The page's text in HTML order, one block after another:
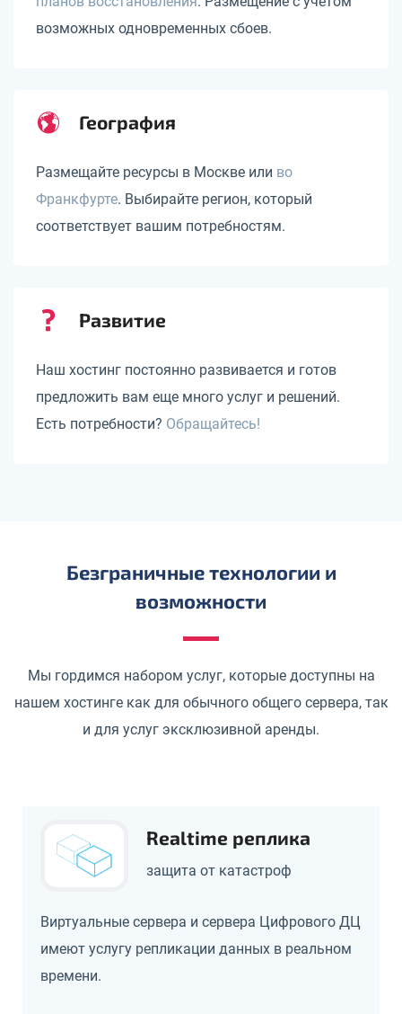
возможных одновременных сбоев.
География
Размещайте ресурсы в Москве или во
Франкфурте. Выбирайте регион, который
соответствует вашим потребностям.
Развитие
Наш хостинг постоянно развивается и готов
предложить вам еще много услуг и решений.
Есть потребности? Обращайтесь!
Безграничные технологии и
возможности
Мы гордимся набором услуг, которые доступны на
нашем хостинге как для обычного общего сервера, так
и для услуг эксклюзивной аренды.
Realtime реплика
защита от катастроф
Виртуальные сервера и сервера Цифрового ДЦ
имеют услугу репликации данных в реальном
времени.